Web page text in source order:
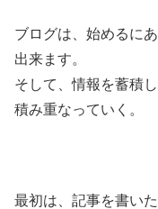
ブログは、始めるに
出来ます。
そして、情報を蓄積
積み重なっていく。
最初は、記事を書い